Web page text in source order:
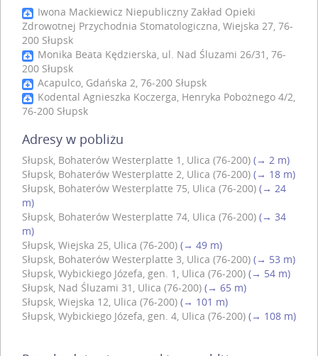
Iwona Mackiewicz Niepubliczny Zakład Opieki
Zdrowotnej Przychodnia Stomatologiczna, Wiejska 27, 76-
200 Słupsk
Monika Beata Kędzierska, ul. Nad Śluzami 26/31, 76-
200 Słupsk
Acapulco, Gdańska 2, 76-200 Słupsk
Kodental Agnieszka Koczerga, Henryka Pobożnego 4/2,
76-200 Słupsk
Adresy w pobliżu
Słupsk, Bohaterów Westerplatte 1, Ulica (76-200) (→ 2 m)
Słupsk, Bohaterów Westerplatte 2, Ulica (76-200) (→ 18 m)
Słupsk, Bohaterów Westerplatte 75, Ulica (76-200) (→ 24
m)
Słupsk, Bohaterów Westerplatte 74, Ulica (76-200) (→ 34
m)
Słupsk, Wiejska 25, Ulica (76-200) (→ 49 m)
Słupsk, Bohaterów Westerplatte 3, Ulica (76-200) (→ 53 m)
Słupsk, Wybickiego Józefa, gen. 1, Ulica (76-200) (→ 54 m)
Słupsk, Nad Śluzami 31, Ulica (76-200) (→ 65 m)
Słupsk, Wiejska 12, Ulica (76-200) (→ 101 m)
Słupsk, Wybickiego Józefa, gen. 4, Ulica (76-200) (→ 108 m)